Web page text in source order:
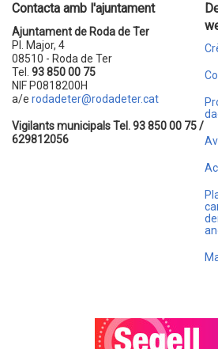
Contacta amb l'ajuntament
Ajuntament de Roda de Ter
Pl. Major, 4
08510 - Roda de Ter
Tel. 93 850 00 75
NIF P0818200H
a/e rodadeter@rodadeter.cat
Vigilants municipals Tel. 93 850 00 75 /
629812056